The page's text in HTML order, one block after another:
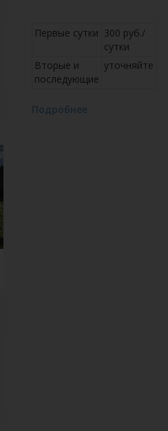
Первые сутки 300 руб./
сутки
Вторые и
последующие
уточняйте
Подробнее